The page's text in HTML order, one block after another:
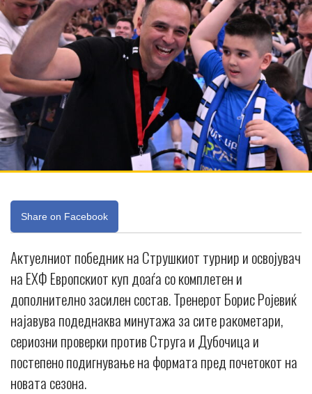
Share on Facebook
Актуелниот победник на Струшкиот турнир и освојувач
на ЕХФ Европскиот куп доаѓа со комплетен и
дополнително засилен состав. Тренерот Борис Ројевиќ
најавува подеднаква минутажа за сите ракометари,
сериозни проверки против Струга и Дубочица и
постепено подигнување на формата пред почетокот на
новата сезона.